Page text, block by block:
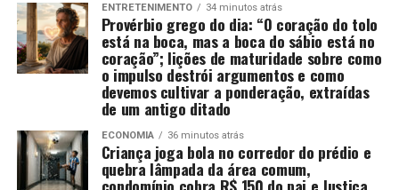
ENTRETENIMENTO 34 minutos atrás
Provérbio grego do dia: “O coração do tolo
está na boca, mas a boca do sábio está no
coração”; lições de maturidade sobre como
o impulso destrói argumentos e como
devemos cultivar a ponderação, extraídas
de um antigo ditado
ECONOMIA 36 minutos atrás
Criança joga bola no corredor do prédio e
quebra lâmpada da área comum,